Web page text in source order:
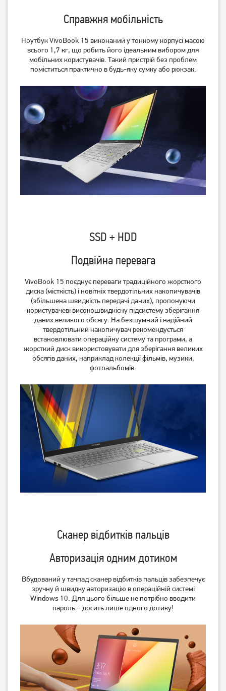
Справжня мобільність
Ноутбук VivoBook 15 виконаний у тонкому корпусі масою
всього 1,7 кг, що робить його ідеальним вибором для
мобільних користувачів. Такий пристрій без проблем
поміститься практично в будь-яку сумку або рюкзак.
SSD + HDD
Подвійна перевага
VivoBook 15 поєднує переваги традиційного жорсткого
диска (місткість) і новітніх твердотільних накопичувачів
(збільшена швидкість передачі даних), пропонуючи
користувачеві високошвидкісну підсистему зберігання
даних великого обсягу. На безшумний і надійний
твердотільний накопичувач рекомендується
встановлювати операційну систему та програми, а
жорсткий диск використовувати для зберігання великих
обсягів даних, наприклад колекції фільмів, музики,
фотоальбомів.
Сканер відбитків пальців
Авторизація одним дотиком
Вбудований у тачпад сканер відбитків пальців забезпечує
зручну й швидку авторизацію в операційній системі
Windows 10. Для цього більше не потрібно вводити
пароль – досить лише одного дотику!